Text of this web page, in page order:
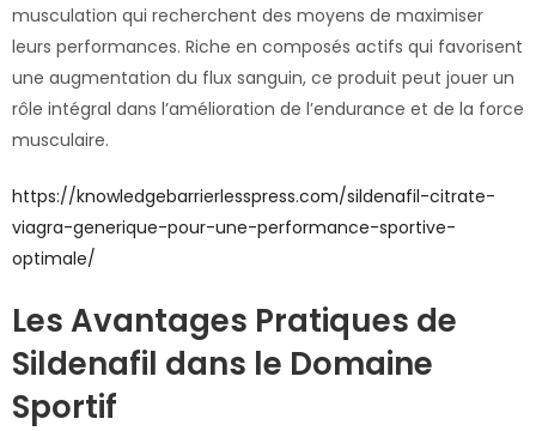
musculation qui recherchent des moyens de maximiser
leurs performances. Riche en composés actifs qui favorisent
une augmentation du flux sanguin, ce produit peut jouer un
rôle intégral dans l’amélioration de l’endurance et de la force
musculaire.
https://knowledgebarrierlesspress.com/sildenafil-citrate-
viagra-generique-pour-une-performance-sportive-
optimale/
Les Avantages Pratiques de
Sildenafil dans le Domaine
Sportif